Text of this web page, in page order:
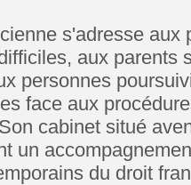
s'adresse aux
aux parents
personnes
face aux
cabinet situé
un
du droit